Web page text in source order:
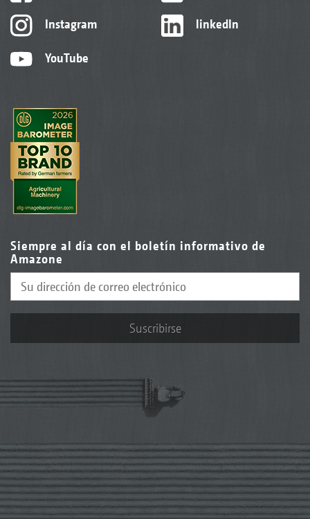
Instagram
YouTube
linkedIn
Siempre al día con el boletín informativo de
Amazone
Suscribirse